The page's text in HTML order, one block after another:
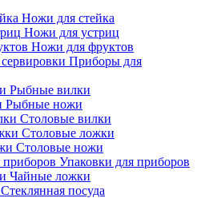
Ножи для стейка
Ножи для устриц
Ножи для фруктов
Приборы для
Рыбные вилки
Рыбные ножи
Столовые вилки
Столовые ложки
Столовые ножи
Упаковки для приборов
Чайные ложки
Стеклянная посуда